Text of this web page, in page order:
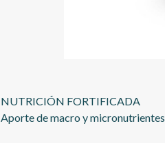
NUTRICIÓN FORTIFICADA
Aporte de macro y micronutrientes